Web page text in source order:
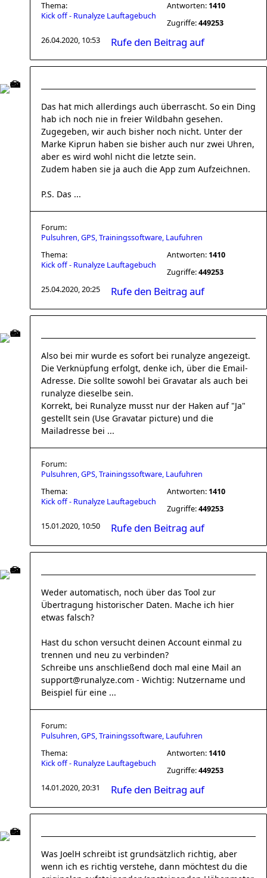
Thema:
Kick off - Runalyze Lauftagebuch
Antworten: 1410
Zugriffe:449253
26.04.2020, 10:53
Rufe den Beitrag auf
Das hat mich allerdings auch überrascht. So ein Ding
hab ich noch nie in freier Wildbahn gesehen.
Zugegeben, wir auch bisher noch nicht. Unter der
Marke Kiprun haben sie bisher auch nur zwei Uhren,
aber es wird wohl nicht die letzte sein.
Zudem haben sie ja auch die App zum Aufzeichnen.
P.S. Das ...
Forum:
Pulsuhren, GPS, Trainingssoftware, Laufuhren
Thema:
Kick off - Runalyze Lauftagebuch
Antworten: 1410
Zugriffe:449253
25.04.2020, 20:25
Rufe den Beitrag auf
Also bei mir wurde es sofort bei runalyze angezeigt.
Die Verknüpfung erfolgt, denke ich, über die Email-
Adresse. Die sollte sowohl bei Gravatar als auch bei
runalyze dieselbe sein.
Korrekt, bei Runalyze musst nur der Haken auf "Ja"
gestellt sein (Use Gravatar picture) und die
Mailadresse bei ...
Forum:
Pulsuhren, GPS, Trainingssoftware, Laufuhren
Thema:
Kick off - Runalyze Lauftagebuch
Antworten: 1410
Zugriffe:449253
15.01.2020, 10:50
Rufe den Beitrag auf
Weder automatisch, noch über das Tool zur
Übertragung historischer Daten. Mache ich hier
etwas falsch?
Hast du schon versucht deinen Account einmal zu
trennen und neu zu verbinden?
Schreibe uns anschließend doch mal eine Mail an
support@runalyze.com - Wichtig: Nutzername und
Beispiel für eine ...
Forum:
Pulsuhren, GPS, Trainingssoftware, Laufuhren
Thema:
Kick off - Runalyze Lauftagebuch
Antworten: 1410
Zugriffe:449253
14.01.2020, 20:31
Rufe den Beitrag auf
Was JoelH schreibt ist grundsätzlich richtig, aber
wenn ich es richtig verstehe, dann möchtest du die